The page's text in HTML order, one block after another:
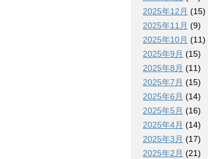
2025年12月 (15)
2025年11月 (9)
2025年10月 (11)
2025年9月 (15)
2025年8月 (11)
2025年7月 (15)
2025年6月 (14)
2025年5月 (16)
2025年4月 (14)
2025年3月 (17)
2025年2月 (21)